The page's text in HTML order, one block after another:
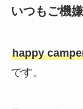
いつもご機
happy
です。